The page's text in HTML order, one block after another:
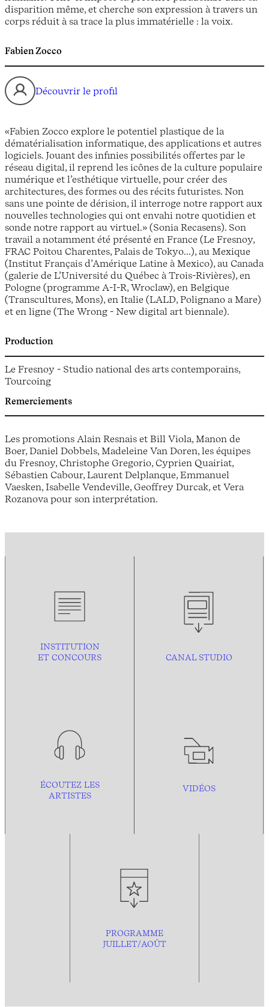
disparition même, et cherche son expression à travers un
corps réduit à sa trace la plus immatérielle : la voix.
Fabien Zocco
Découvrir le profil
«Fabien Zocco explore le potentiel plastique de la
dématérialisation informatique, des applications et autres
logiciels. Jouant des infinies possibilités offertes par le
réseau digital, il reprend les icônes de la culture populaire
numérique et l’esthétique virtuelle, pour créer des
architectures, des formes ou des récits futuristes. Non
sans une pointe de dérision, il interroge notre rapport aux
nouvelles technologies qui ont envahi notre quotidien et
sonde notre rapport au virtuel.» (Sonia Recasens). Son
travail a notamment été présenté en France (Le Fresnoy,
FRAC Poitou Charentes, Palais de Tokyo...), au Mexique
(Institut Français d’Amérique Latine à Mexico), au Canada
(galerie de L’Université du Québec à Trois-Rivières), en
Pologne (programme A-I-R, Wroclaw), en Belgique
(Transcultures, Mons), en Italie (LALD, Polignano a Mare)
et en ligne (The Wrong - New digital art biennale).
Production
Le Fresnoy - Studio national des arts contemporains,
Tourcoing
Remerciements
Les promotions Alain Resnais et Bill Viola, Manon de
Boer, Daniel Dobbels, Madeleine Van Doren, les équipes
du Fresnoy, Christophe Gregorio, Cyprien Quairiat,
Sébastien Cabour, Laurent Delplanque, Emmanuel
Vaesken, Isabelle Vendeville, Geoffrey Durcak, et Vera
Rozanova pour son interprétation.
INSTITUTION
ET CONCOURS
CANAL STUDIO
ÉCOUTEZ LES
ARTISTES
VIDÉOS
PROGRAMME
JUILLET/AOÛT